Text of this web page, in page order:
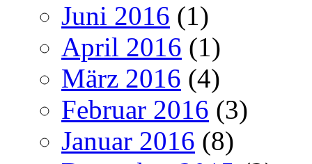
Juni 2016 (1)
April 2016 (1)
März 2016 (4)
Februar 2016 (3)
Januar 2016 (8)